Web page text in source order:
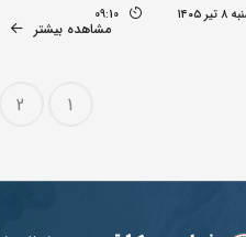
۱۴۰۵ 09:10
مشاهده بیشتر
1
2